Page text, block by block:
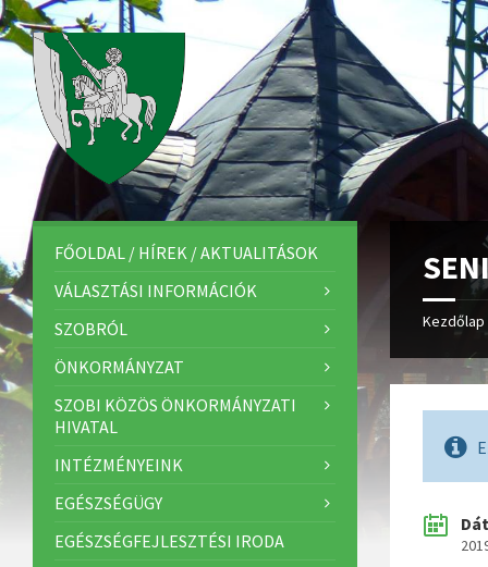
Kezdőlap
FŐOLDAL / HÍREK / AKTUALITÁSOK
VÁLASZTÁSI INFORMÁCIÓK
SZOBRÓL
ÖNKORMÁNYZAT
SZOBI KÖZÖS ÖNKORMÁNYZATI
HIVATAL
INTÉZMÉNYEINK
EGÉSZSÉGÜGY
EGÉSZSÉGFEJLESZTÉSI IRODA